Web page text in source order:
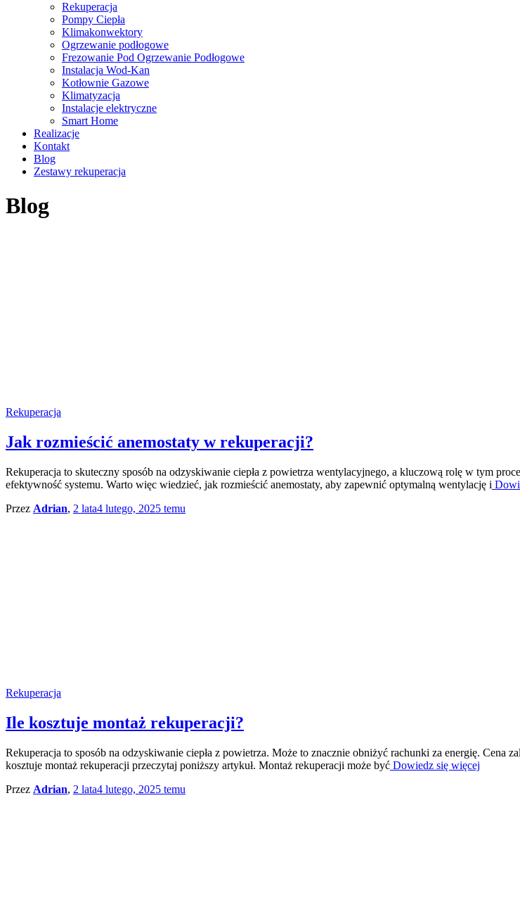
Rekuperacja
Pompy Ciepła
Klimakonwektory
Ogrzewanie podłogowe
Frezowanie Pod Ogrzewanie Podłogowe
Instalacja Wod-Kan
Kotłownie Gazowe
Klimatyzacja
Instalacje elektryczne
Smart Home
Realizacje
Kontakt
Blog
Zestawy rekuperacja
Blog
Rekuperacja
Jak rozmieścić anemostaty w rekuperacji?
Rekuperacja to skuteczny sposób na odzyskiwanie ciepła z powietrza wentylacyjnego, a kluczową rolę w tym
efektywność systemu. Warto więc wiedzieć, jak rozmieścić anemostaty, aby zapewnić optymalną wentylację i
Przez Adrian, 2 lata4 lutego, 2025 temu
Rekuperacja
Ile kosztuje montaż rekuperacji?
Rekuperacja to sposób na odzyskiwanie ciepła z powietrza. Może to znacznie obniżyć rachunki za energię.
kosztuje montaż rekuperacji przeczytaj poniższy artykuł. Montaż rekuperacji może być Dowiedz się więcej
Przez Adrian, 2 lata4 lutego, 2025 temu